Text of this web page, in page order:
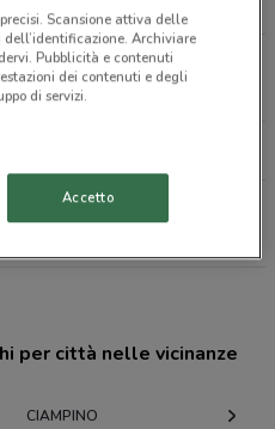
per città nelle vicinanze
CIAMPINO
Scansione attiva delle
Archiviare
Pubblicità e contenuti
dei contenuti e degli
di servizi.
Accetto